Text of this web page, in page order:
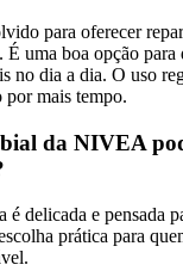
para oferecer
É uma boa opção para
no dia a dia. O uso
por mais tempo.
da NIVEA
é delicada e pensada
prática para